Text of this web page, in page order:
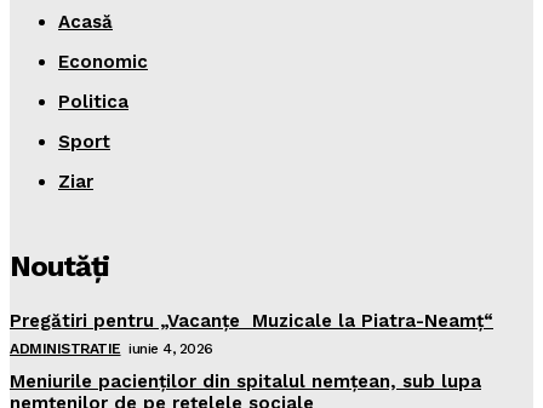
Acasă
Economic
Politica
Sport
Ziar
Noutăţi
Pregătiri pentru „Vacanţe Muzicale la Piatra-Neamţ“
ADMINISTRATIE iunie 4, 2026
Meniurile pacienţilor din spitalul nemţean, sub lupa
nemţenilor de pe reţelele sociale